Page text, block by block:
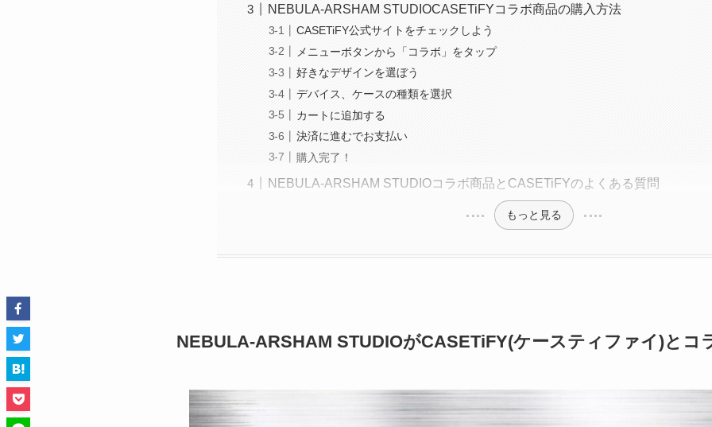
NEBULA-ARSHAM STUDIOCASETiFYコラボ商品の購入方法
CASETiFY公式サイトをチェックしよう
メニューボタンから「コラボ」をタップ
好きなデザインを選ぼう
デバイス、ケースの種類を選択
カートに追加する
決済に進むでお支払い
購入完了！
NEBULA-ARSHAM STUDIOコラボ商品とCASETiFYのよくある質問
もっと見る
NEBULA-ARSHAM STUDIOがCASETiFY(ケースティファイ)とコ